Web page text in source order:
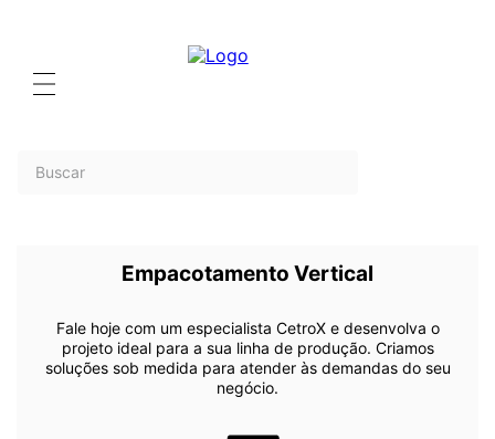
Empacotamento Vertical
Fale hoje com um especialista CetroX e desenvolva o
projeto ideal para a sua linha de produção. Criamos
soluções sob medida para atender às demandas do seu
negócio.